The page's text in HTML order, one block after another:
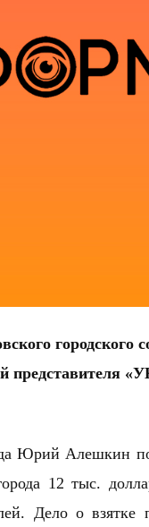
городского
Юрий Алешкин
12 тыс.
Дело о